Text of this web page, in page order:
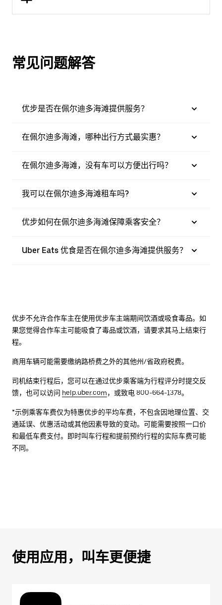
常见问题解答
优步是否在佩尔迪多海滩提供服务？
在佩尔迪多海滩，哪种出行方式最实惠？
在佩尔迪多海滩，没有车可以方便出行吗？
我可以在佩尔迪多海滩租车吗?
优步如何在佩尔迪多海滩保障乘客安全？
Uber Eats 优食是否在佩尔迪多海滩提供服务？
优步不允许合作车主在使用优步车主端期间饮酒或吸食毒品。如
果您觉得合作车主可能吸食了毒品或饮酒，请要求其马上结束行
程。
商用车辆可能需要缴纳路桥费之外的其他州/省政府税费。
司机结束行程后，您可以在通过优步乘客端为行程评分时提交反
馈，也可以访问 help.uber.com，或致电 800-664-1378。
*示例乘客车费仅为特惠优步的平均车费，不包含因地理位置、交
通延误、优惠活动或其他因素导致的变动。可能需要按照一口价
和最低车费支付。即时叫车行程和提前预约行程的实际车费可能
不同。
使用应用，叫车更便捷